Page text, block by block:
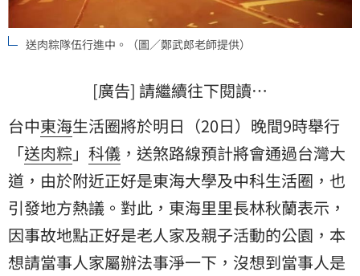
送肉粽隊伍行進中。（圖／鄭武郎老師提供）
[廣告] 請繼續往下閱讀…
台中東海生活圈將於明日（20日）晚間9時舉行
「送肉粽 」 科儀 ，送煞路線預計將會通過台灣大
道，由於附近正好是東海大學及中科生活圈，也
引發地方熱議。對此，東海里里長林秋蘭表示，
因事故地點正好是老人家及親子活動的公園，本
想請當事人家屬辦法事淨一下，沒想到當事人是